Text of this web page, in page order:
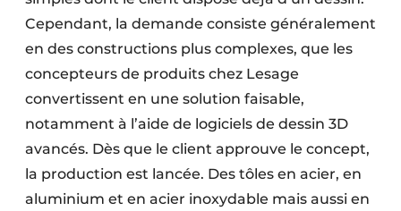
Cependant, la demande consiste généralement
en des constructions plus complexes, que les
concepteurs de produits chez Lesage
convertissent en une solution faisable,
notamment à l’aide de logiciels de dessin 3D
avancés. Dès que le client approuve le concept,
la production est lancée. Des tôles en acier, en
aluminium et en acier inoxydable mais aussi en